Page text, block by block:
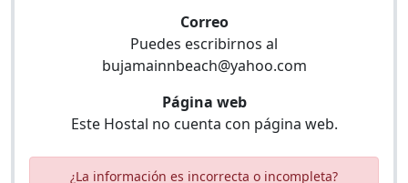
Correo
Puedes escribirnos al
bujamainnbeach@yahoo.com
Página web
Este Hostal no cuenta con página web.
¿La información es incorrecta o incompleta?